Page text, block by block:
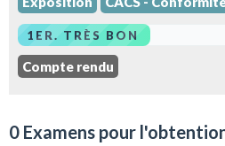
1ER. TRÈS BON
Compte rendu
0 Examens pour